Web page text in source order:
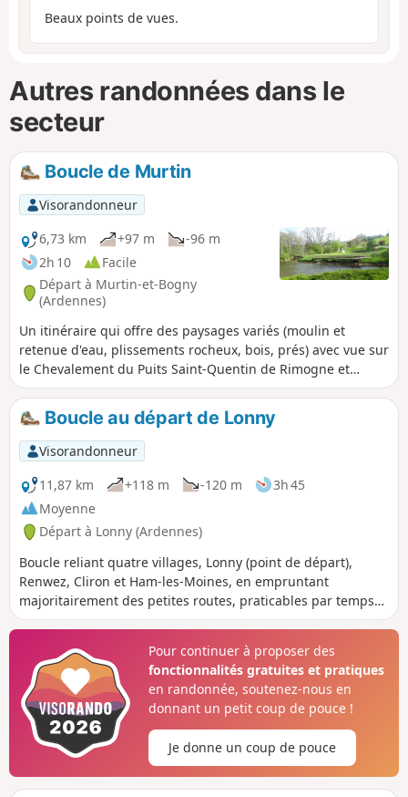
Beaux points de vues.
Autres randonnées dans le
secteur
Boucle de Murtin
Visorandonneur
6,73 km
+97 m
-96 m
2h 10
Facile
Départ à Murtin-et-Bogny
(Ardennes)
Un itinéraire qui offre des paysages variés (moulin et
retenue d'eau, plissements rocheux, bois, prés) avec vue sur
le Chevalement du Puits Saint-Quentin de Rimogne et
découverte du hameau de Bogny et de sa zone de pique-
nique aménagée.
Boucle au départ de Lonny
Visorandonneur
11,87 km
+118 m -120 m
3h 45
Moyenne
Départ à Lonny (Ardennes)
Boucle reliant quatre villages, Lonny (point de départ),
Renwez, Cliron et Ham-les-Moines, en empruntant
majoritairement des petites routes, praticables par temps
humide.
Pour continuer à proposer des
fonctionnalités gratuites et pratiques
en randonnée, soutenez-nous en
donnant un petit coup de pouce !
Je donne un coup de pouce